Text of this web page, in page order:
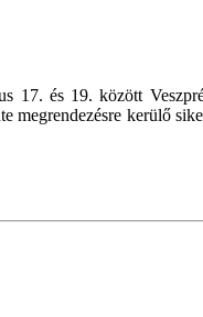
és 19. között
kerülő